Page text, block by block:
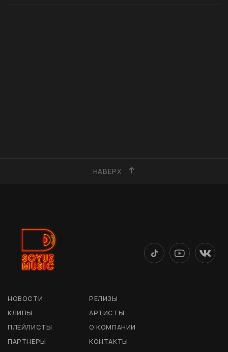
НАВЕРХ
НОВОСТИ
РЕЛИЗЫ
КЛИПЫ
АРТИСТЫ
ПЛЕЙЛИСТЫ
О КОМПАНИИ
ПАРТНЕРЫ
КОНТАКТЫ